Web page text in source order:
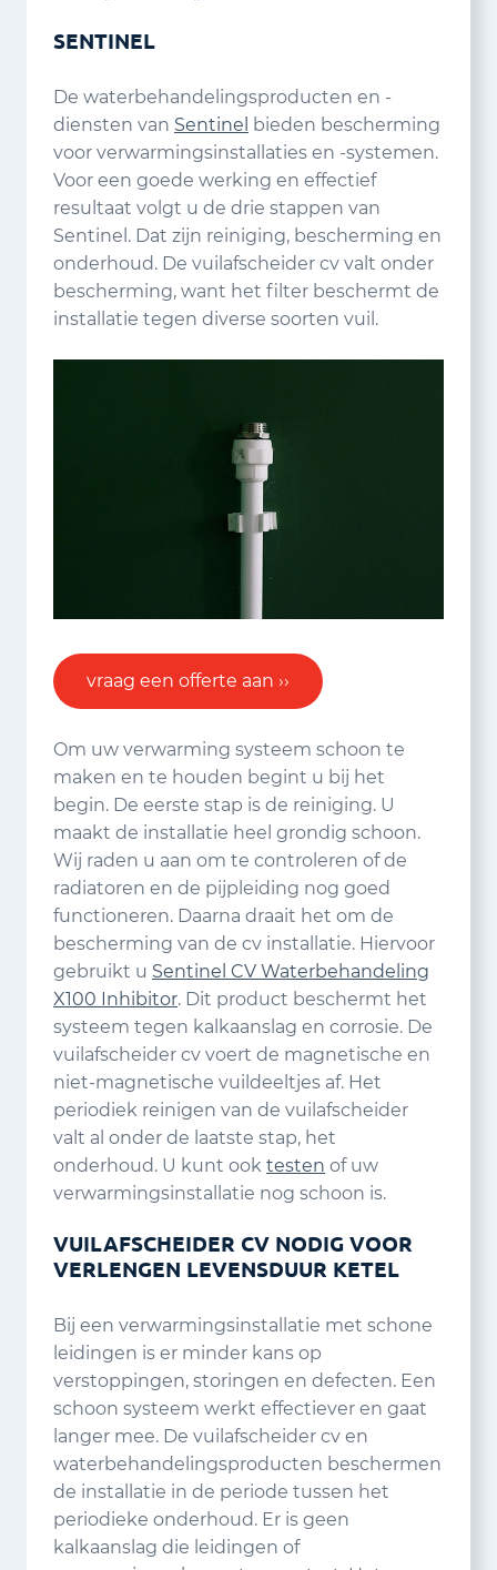
SENTINEL
De waterbehandelingsproducten en -
diensten van Sentinel bieden bescherming
voor verwarmingsinstallaties en -systemen.
Voor een goede werking en effectief
resultaat volgt u de drie stappen van
Sentinel. Dat zijn reiniging, bescherming en
onderhoud. De vuilafscheider cv valt onder
bescherming, want het filter beschermt de
installatie tegen diverse soorten vuil.
vraag een offerte aan ››
Om uw verwarming systeem schoon te
maken en te houden begint u bij het
begin. De eerste stap is de reiniging. U
maakt de installatie heel grondig schoon.
Wij raden u aan om te controleren of de
radiatoren en de pijpleiding nog goed
functioneren. Daarna draait het om de
bescherming van de cv installatie. Hiervoor
gebruikt u Sentinel CV Waterbehandeling
X100 Inhibitor. Dit product beschermt het
systeem tegen kalkaanslag en corrosie. De
vuilafscheider cv voert de magnetische en
niet-magnetische vuildeeltjes af. Het
periodiek reinigen van de vuilafscheider
valt al onder de laatste stap, het
onderhoud. U kunt ook testen of uw
verwarmingsinstallatie nog schoon is.
VUILAFSCHEIDER CV NODIG VOOR
VERLENGEN LEVENSDUUR KETEL
Bij een verwarmingsinstallatie met schone
leidingen is er minder kans op
verstoppingen, storingen en defecten. Een
schoon systeem werkt effectiever en gaat
langer mee. De vuilafscheider cv en
waterbehandelingsproducten beschermen
de installatie in de periode tussen het
periodieke onderhoud. Er is geen
kalkaanslag die leidingen of